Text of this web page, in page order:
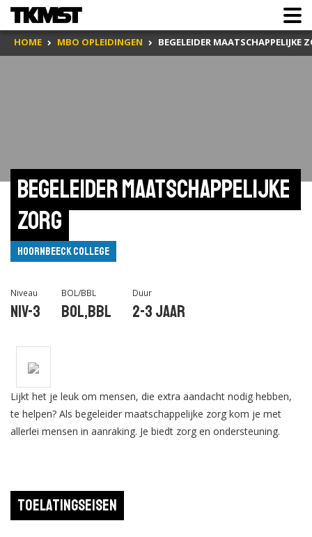
HOME MBO OPLEIDINGEN BEGELEIDER MAATSCHAPPELIJKE
Begeleider maatschappelijke
zorg
Hoornbeeck College
Niveau
Niv-3
BOL/BBL
BOL,BBL
Duur
2-3 jaar
Lijkt het je leuk om mensen, die extra aandacht nodig hebben,
te helpen? Als begeleider maatschappelijke zorg kom je met
allerlei mensen in aanraking. Je biedt zorg en ondersteuning.
Toelatingseisen